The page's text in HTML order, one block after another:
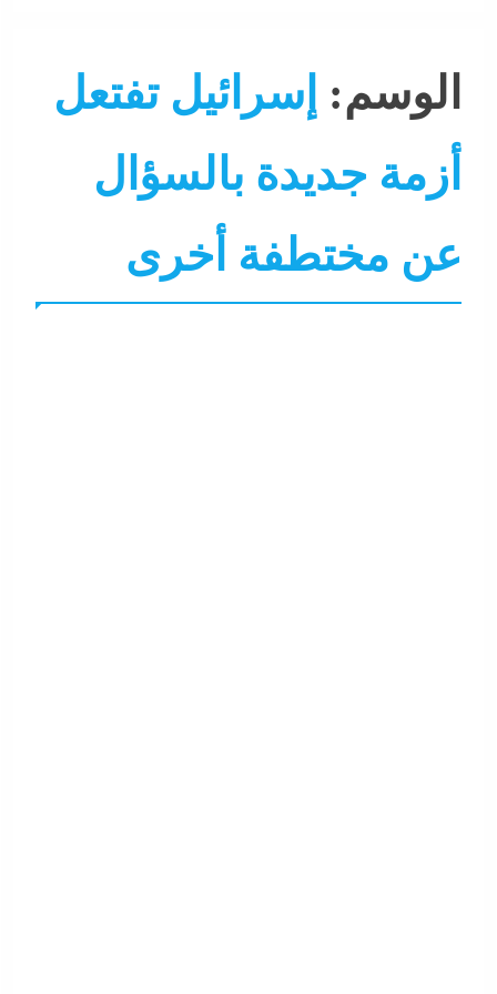
الوسم: إسرائيل تفتعل
أزمة جديدة بالسؤال
عن مختطفة أخرى
التحليل اللحظي الشرق الأوسط جاءنا الآن
نشرة الأخبار نشرة لايف